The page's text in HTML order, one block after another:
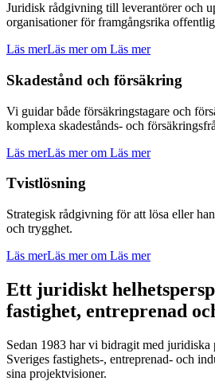
Juridisk rådgivning till leverantörer och
organisationer för framgångsrika
Läs merLäs mer om Läs mer
Skadestånd och försäkring
Vi guidar både försäkringstagare och
komplexa skadestånds- och
Läs merLäs mer om Läs mer
Tvistlösning
Strategisk rådgivning för att lösa eller
och trygghet.
Läs merLäs mer om Läs mer
Ett juridiskt
fastighet, entreprenad
Sedan 1983 har vi bidragit med juridiska
Sveriges fastighets-, entreprenad- och
sina projektvisioner.